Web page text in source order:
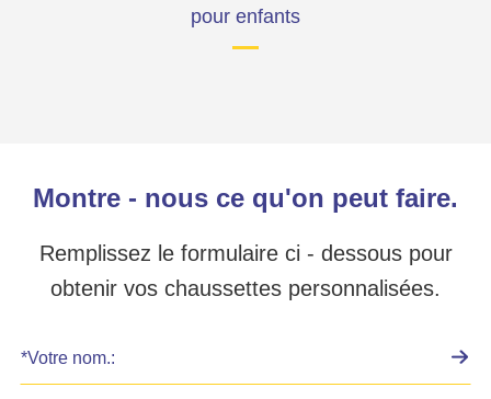
pour enfants
Montre - nous ce qu'on peut faire.
Remplissez le formulaire ci - dessous pour
obtenir vos chaussettes personnalisées.